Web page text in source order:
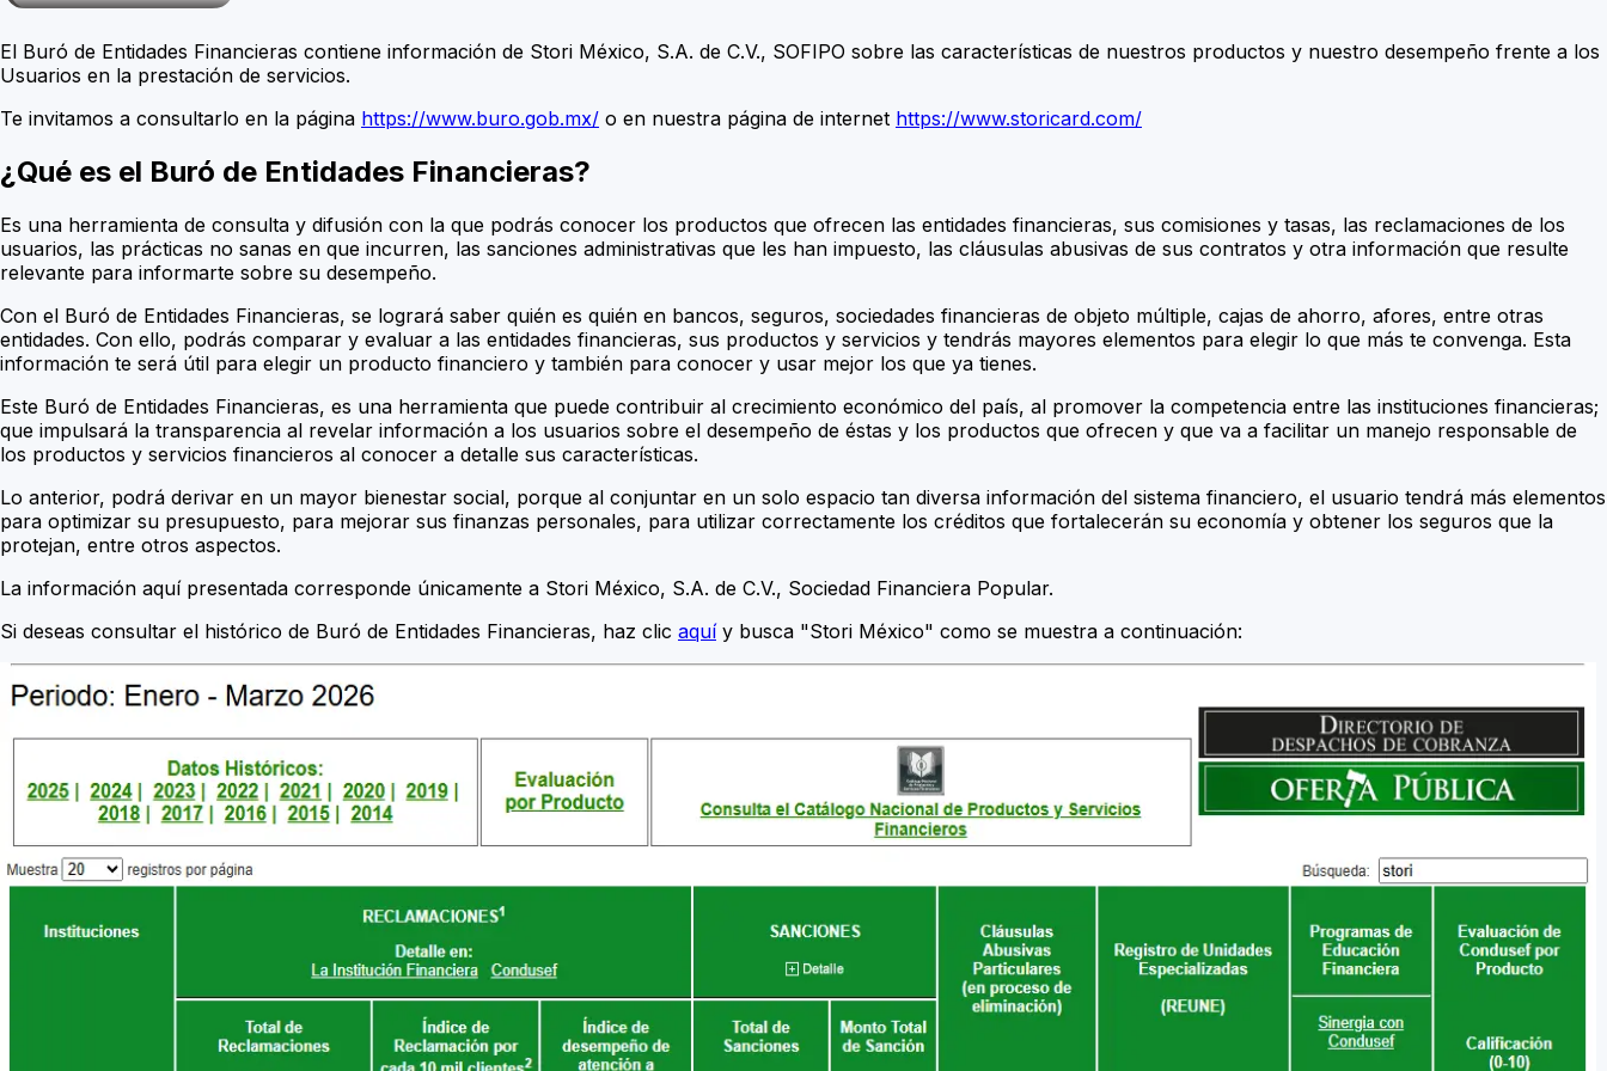
El Buró de Entidades Financieras contiene información de Stori México, S.A. de C.V., SOFIPO sobre las características de nuestros productos y nuestro desempeño frente a los
Usuarios en la prestación de servicios.
Te invitamos a consultarlo en la página https://www.buro.gob.mx/ o en nuestra página de internet https://www.storicard.com/
¿Qué es el Buró de Entidades Financieras?
Es una herramienta de consulta y difusión con la que podrás conocer los productos que ofrecen las entidades financieras, sus comisiones y tasas, las reclamaciones de los
usuarios, las prácticas no sanas en que incurren, las sanciones administrativas que les han impuesto, las cláusulas abusivas de sus contratos y otra información que resulte
relevante para informarte sobre su desempeño.
Con el Buró de Entidades Financieras, se logrará saber quién es quién en bancos, seguros, sociedades financieras de objeto múltiple, cajas de ahorro, afores, entre otras
entidades. Con ello, podrás comparar y evaluar a las entidades financieras, sus productos y servicios y tendrás mayores elementos para elegir lo que más te convenga. Esta
información te será útil para elegir un producto financiero y también para conocer y usar mejor los que ya tienes.
Este Buró de Entidades Financieras, es una herramienta que puede contribuir al crecimiento económico del país, al promover la competencia entre las instituciones financieras;
que impulsará la transparencia al revelar información a los usuarios sobre el desempeño de éstas y los productos que ofrecen y que va a facilitar un manejo responsable de
los productos y servicios financieros al conocer a detalle sus características.
Lo anterior, podrá derivar en un mayor bienestar social, porque al conjuntar en un solo espacio tan diversa información del sistema financiero, el usuario tendrá más elementos
para optimizar su presupuesto, para mejorar sus finanzas personales, para utilizar correctamente los créditos que fortalecerán su economía y obtener los seguros que la
protejan, entre otros aspectos.
La información aquí presentada corresponde únicamente a Stori México, S.A. de C.V., Sociedad Financiera Popular.
Si deseas consultar el histórico de Buró de Entidades Financieras, haz clic aquí y busca "Stori México" como se muestra a continuación: